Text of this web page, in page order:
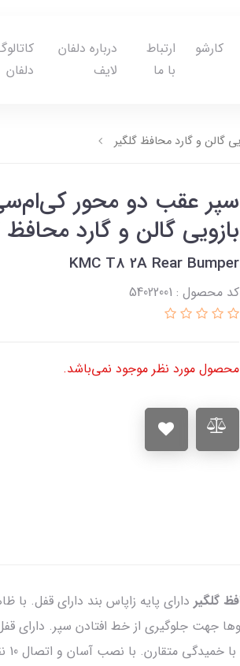
کارشو
ارتباط
با ما
درباره دلفان
لایف
دلفان
بازویی گالن و گارد محافظ
KMC T8 2A Rear Bumper
کد محصول : 54022001
محصول مورد نظر موجود نمی‌باشد.
دارای پایه زاپاس بند دارای قفل.